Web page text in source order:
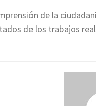
de la
de los trabajos